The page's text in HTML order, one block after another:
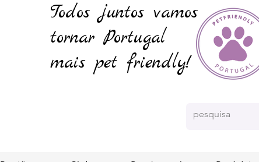
Todos juntos vamos
tornarPortugal
mais pet friendly!